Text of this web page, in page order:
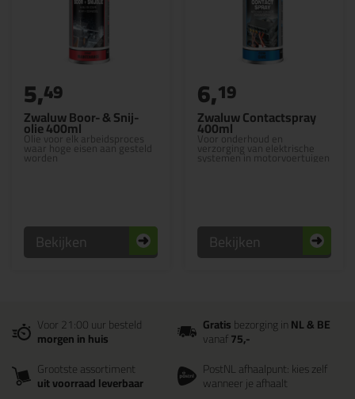
Zwaluw Boor- & Snij-
olie 400ml
Olie voor elk arbeidsproces
waar hoge eisen aan gesteld
worden
5,49
Bekijken
Zwaluw Contactspray
400ml
Voor onderhoud en
verzorging van elektrische
systemen in motorvoertuigen
6,19
Bekijken
Voor 21:00 uur besteld
morgen in huis
Gratisbezorging inNL & BE
vanaf75,-
Grootste assortiment
uit voorraad leverbaar
PostNL afhaalpunt: kies zelf
wanneer je afhaalt